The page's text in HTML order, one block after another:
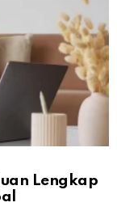
Lengkap